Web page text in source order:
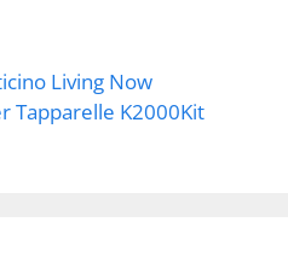
Living Now
Tapparelle K2000Kit